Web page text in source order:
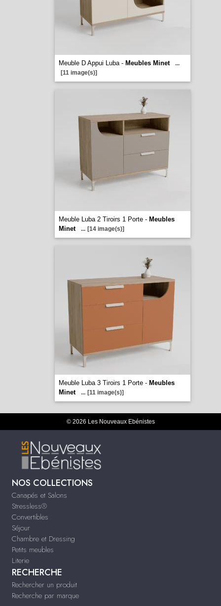
Meuble D Appui Luba - Meubles Minet
...
[11 image(s)]
Meuble Luba 2 Tiroirs 1 Porte - Meubles
Minet
... [14 image(s)]
Meuble Luba 3 Tiroirs 1 Porte - Meubles
Minet
... [11 image(s)]
© 2026 Les Nouveaux Ebénistes
NOS COLLECTIONS
Canapés et Salons
Stressless®
Convertibles
Séjour
Chambre et Dressing
Petits meubles
Literie
RECHERCHE
Rechercher un produit
Recherche par marque